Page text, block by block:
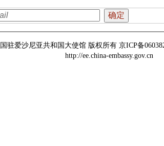
驻爱沙尼亚共和国大使馆 版权所有 京ICP备
http://ee.china-embassy.gov.cn